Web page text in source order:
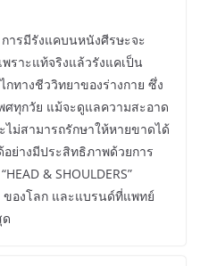
การมีรังแคบนหนังศีรษะจะ
พราะแท้จริงแล้วรังแคเป็น
ทางชีววิทยาของร่างกาย ซึ่ง
ศทุกวัย แม้จะดูแลความสะอาด
ม่สามารถรักษาให้หายขาดได้
ย่างมีประสิทธิภาพด้วยการ
& SHOULDERS”
องโลก และแบรนด์ที่แพทย์